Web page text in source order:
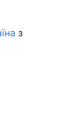
з